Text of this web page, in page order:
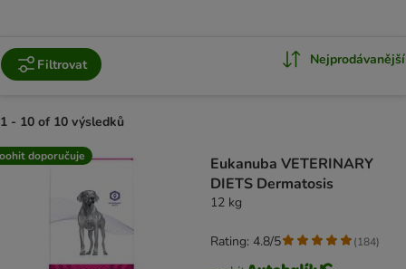
Filtrovat Nejprodávanější
1 - 10 of 10 výsledků
product items have been changed
doporučuje
Eukanuba VETERINARY
DIETS Dermatosis
12 kg
Rating: 4.8/5 (184)